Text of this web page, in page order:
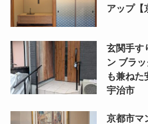
アップ【
玄関手す
ン ブラ
も兼ねた
宇治市
京都市マ